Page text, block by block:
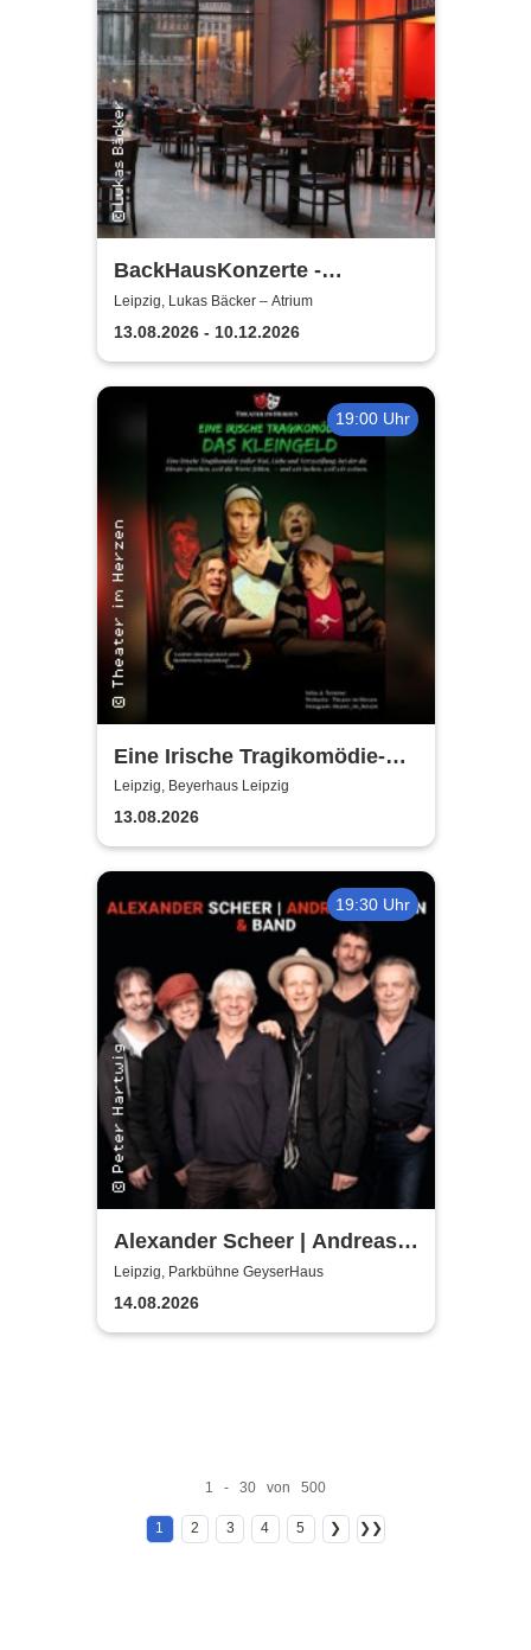
BackHausKonzerte -
Kammermusik mit der
Sinfonia Leipzig
Leipzig, Lukas Bäcker – Atrium
13.08.2026 - 10.12.2026
19:00 Uhr
Eine Irische Tragikomödie-
Das Kleingeld | Getreu dem
Motto: Wir lachen, weil wir
weinen
Leipzig, Beyerhaus Leipzig
13.08.2026
19:30 Uhr
Alexander Scheer | Andreas
Dresen & Band spielen (nicht
nur) Gundermann
Leipzig, Parkbühne GeyserHaus
14.08.2026
1 - 30 von 500
1 2 3 4 5 ❯ ❯❯